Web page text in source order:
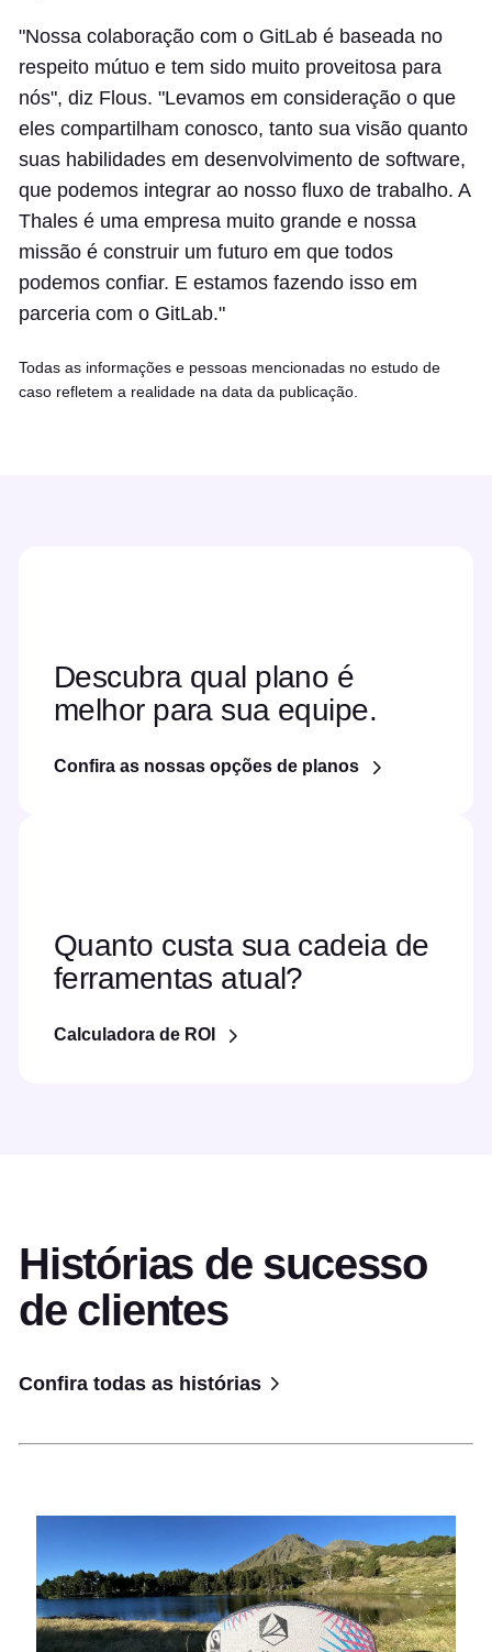
"Nossa colaboração com o GitLab é baseada no
respeito mútuo e tem sido muito proveitosa para
nós", diz Flous. "Levamos em consideração o que
eles compartilham conosco, tanto sua visão quanto
suas habilidades em desenvolvimento de software,
que podemos integrar ao nosso fluxo de trabalho. A
Thales é uma empresa muito grande e nossa
missão é construir um futuro em que todos
podemos confiar. E estamos fazendo isso em
parceria com o GitLab."
Todas as informações e pessoas mencionadas no estudo de
caso refletem a realidade na data da publicação.
Descubra qual plano é
melhor para sua equipe.
Confira as nossas opções de planos
Quanto custa sua cadeia de
ferramentas atual?
Calculadora de ROI
Histórias de sucesso
de clientes
Confira todas as histórias